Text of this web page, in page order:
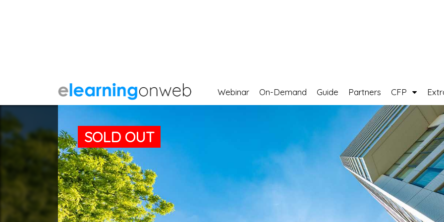
Webinar On-Demand Guide Partners CFP
SOLD OUT